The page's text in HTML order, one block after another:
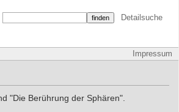
Detailsuche
Impressum
"Die Berührung der Sphären".